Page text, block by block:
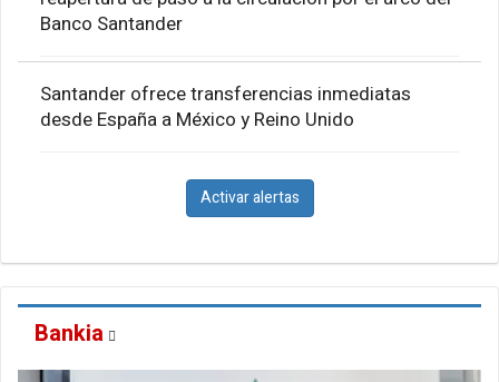
Banco Santander
Santander ofrece transferencias inmediatas
desde España a México y Reino Unido
Activar alertas
Bankia